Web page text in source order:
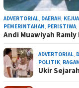
ADVERTORIAL, DAERAH,
PEMERINTAHAN, PERISTIWA,
Andi Muawiyah
ADVERTORIAL,
POLITIK,
Ukir